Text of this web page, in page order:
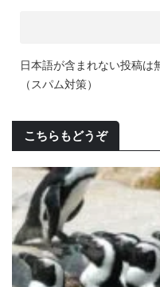
日本語が含まれない投稿は
（スパム対策）
こちらもどうぞ